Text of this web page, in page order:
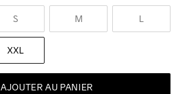
S M L
XXL
AJOUTER AU PANIER